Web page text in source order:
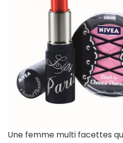
Une femme multi facettes